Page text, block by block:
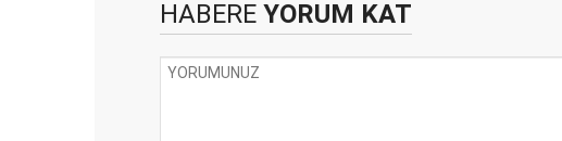
HABERE YORUM KAT